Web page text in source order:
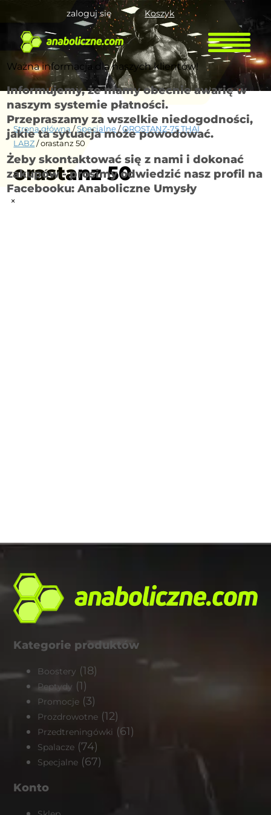
Koszyk
zaloguj się
Strona główna /Specjalne/OROSTANZ-75 THAI
LABZ/ orastanz 50
orastanz 50
Kategorie produktów
Boostery (18)
Peptydy (1)
Promocje (3)
Prozdrowotne (12)
Przedtreningówki (61)
Spalacze (74)
Specjalne (67)
Konto
Ważna informacja dla naszych klientów!
Informujemy, że mamy obecnie awarię w
naszym systemie płatności.
Przepraszamy za wszelkie niedogodności,
jakie ta sytuacja może powodować.
Żeby skontaktować się z nami i dokonać
zakupów - prosimy odwiedzić nasz profil na
Facebooku: Anaboliczne Umysły
×